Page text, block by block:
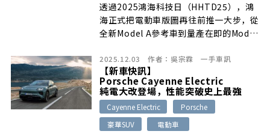
透過2025鴻海科技日（HHTD25），鴻
海正式把電動車版圖再往前推一大步，從
全新Model A參考車到量產在即的Model
場的Model C、Model D，四款車各自扮
演不同戰略角色，也透露出未來台灣與海
外市場的產品佈局方向。
2025.12.03 作者： 吳宗霖 一手車訊
【新車快訊】
Porsche Cayenne Electric
純電大改登場，性能突破史上最強
Cayenne Electric
Porsche
豪華SUV
電動車